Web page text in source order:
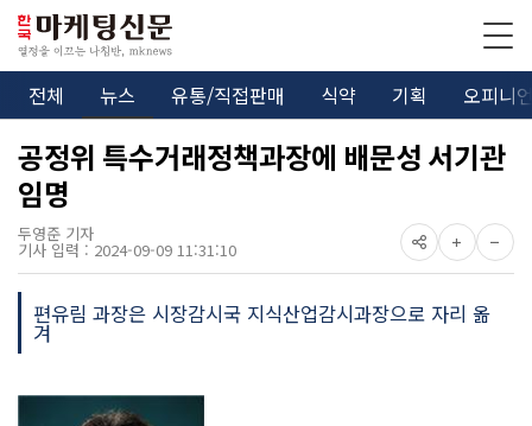
전체 뉴스 유통/직접판매 식약 기획 오피니
공정위 특수거래정책과장에 배문성 서기관
임명
두영준 기자
기사 입력 : 2024-09-09 11:31:10
편유림 과장은 시장감시국 지식산업감시과장으로 자리 옮
겨